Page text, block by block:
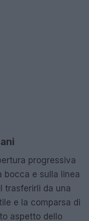
progressiva
bocca e sulla linea
trasferirli da una
e la comparsa di
aspetto dello